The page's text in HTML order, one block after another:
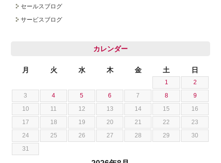
セールスブログ
サービスブログ
カレンダー
月 火 水 木 金 土 日
1
2
3
4 5 6 7 8
9
10
11 12 13 14 15
16
17
18 19 20 21 22
23
24
25 26 27 28 29
30
31